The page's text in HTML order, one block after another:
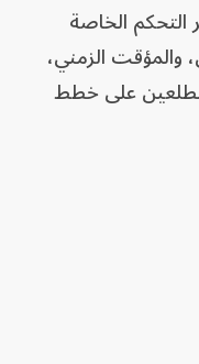
الخاصة
الزمني،
على خطط